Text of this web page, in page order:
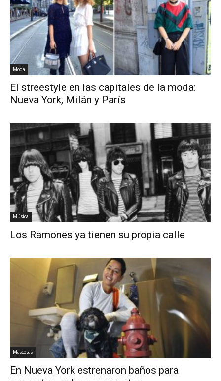
Moda
El streestyle en las capitales de la moda:
Nueva York, Milán y París
Música
Los Ramones ya tienen su propia calle
Mascotas
En Nueva York estrenaron baños para